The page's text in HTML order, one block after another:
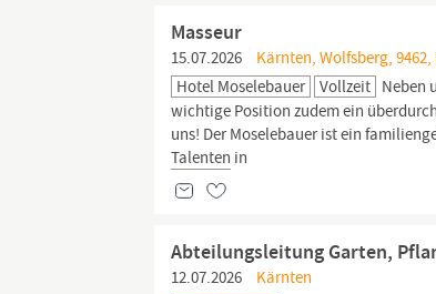
Masseur
15.07.2026
Kärnten, Wolfsberg,
Hotel Moselebauer
Vollzeit Neben
wichtige Position zudem ein
uns! Der Moselebauer ist ein
Talenten in
Abteilungsleitung Garten,
12.07.2026
Kärnten